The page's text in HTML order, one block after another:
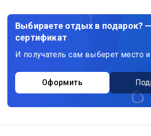
Выбираете отдых в подарок?
сертификат
И получатель сам выберет место
Оформить